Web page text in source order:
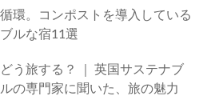
環。コンポストを導入している
ルな宿11選
？ ｜ 英国サステナブ
の専門家に聞いた、旅の魅力